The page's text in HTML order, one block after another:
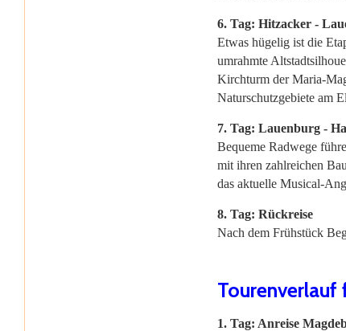
6. Tag: Hitzacker -
Etwas hügelig ist die
umrahmte
Kirchturm der Maria-
Naturschutzgebiete am
7. Tag: Lauenburg -
Bequeme Radwege
mit ihren zahlreichen
das aktuelle Musical-
8. Tag: Rückreise
Nach dem Frühstück
Tourenverlauf
1. Tag: Anreise